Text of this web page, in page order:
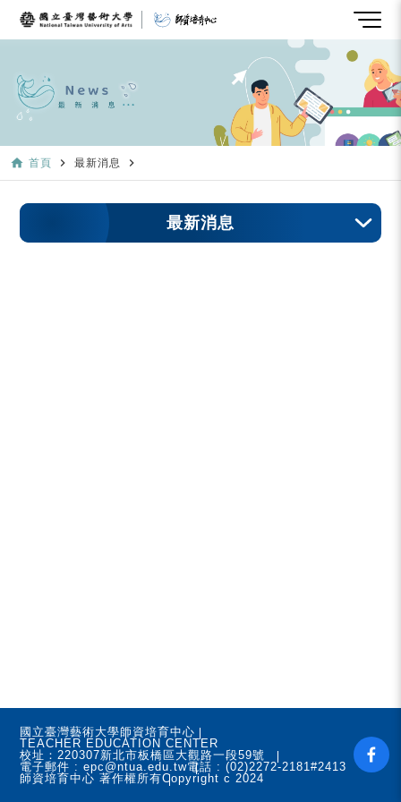
home 首頁 navigate_next 最新消息 navigate_next
最新消息
國立臺灣藝術大學師資培育中心
TEACHER EDUCATION CENTER
校址：220307新北市板橋區大觀路一段59號
電子郵件 : epc@ntua.edu.tw電話 : (02)2272-2181#2413
師資培育中心 著作權所有Copyright c 2024